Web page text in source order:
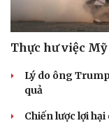
Thực hư việc
Lý do ông
quả
Chiến lược lợi